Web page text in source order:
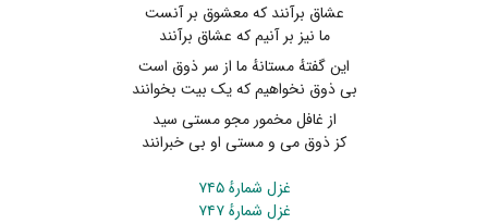
عشاق برآنند که معشوق بر آنست
ما نیز بر آنیم که عشاق برآنند
این گفتهٔ مستانهٔ ما از سر ذوق است
بی ذوق نخواهیم که یک بیت بخوانند
از غافل مخمور مجو مستی سید
کز ذوق می و مستی او بی خبرانند
غزل شمارهٔ ۷۴۵
غزل شمارهٔ ۷۴۷